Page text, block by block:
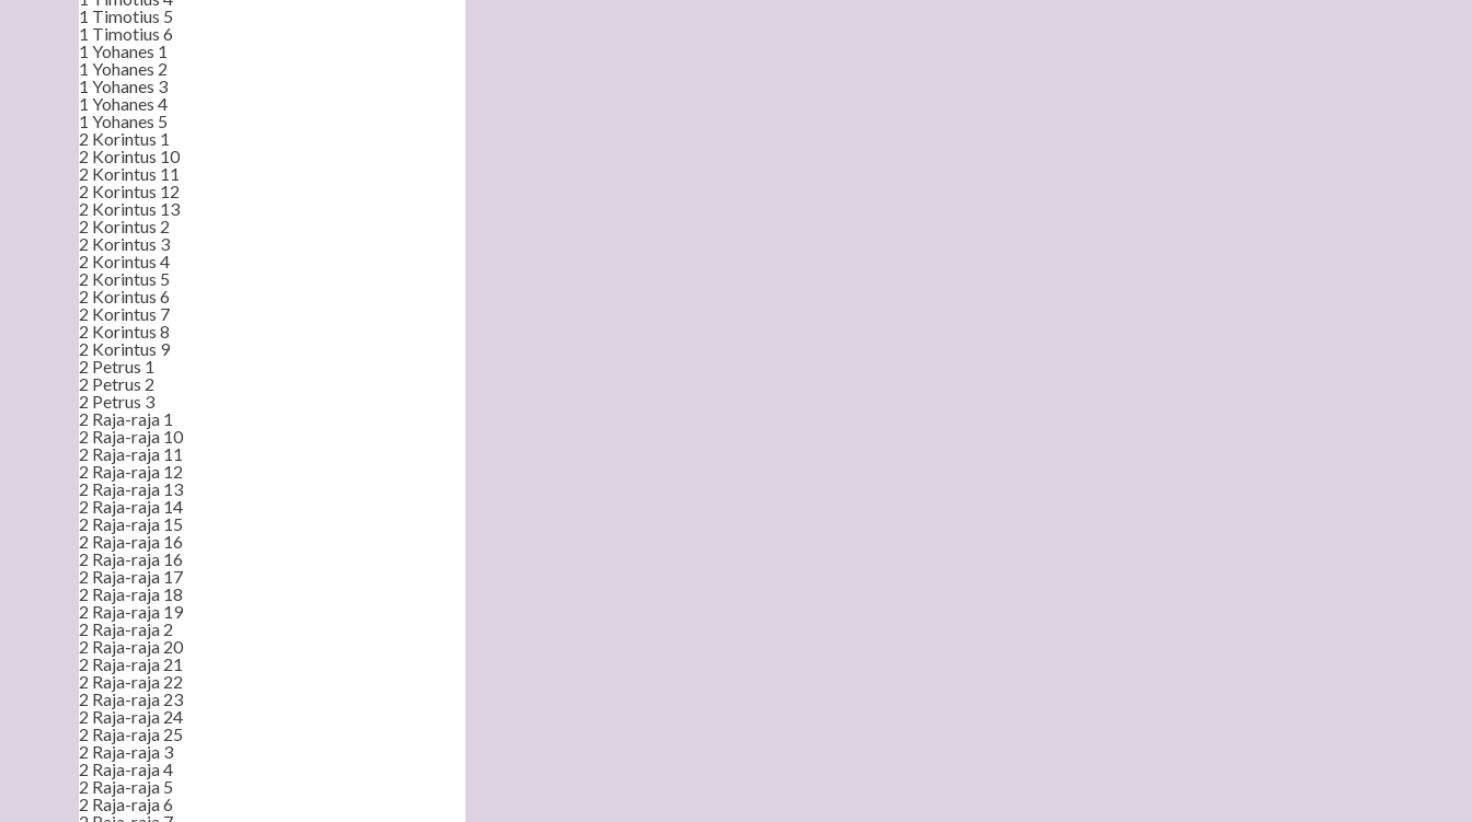
1 Timotius 5
1 Timotius 6
1 Yohanes 1
1 Yohanes 2
1 Yohanes 3
1 Yohanes 4
1 Yohanes 5
2 Korintus 1
2 Korintus 10
2 Korintus 11
2 Korintus 12
2 Korintus 13
2 Korintus 2
2 Korintus 3
2 Korintus 4
2 Korintus 5
2 Korintus 6
2 Korintus 7
2 Korintus 8
2 Korintus 9
2 Petrus 1
2 Petrus 2
2 Petrus 3
2 Raja-raja 1
2 Raja-raja 10
2 Raja-raja 11
2 Raja-raja 12
2 Raja-raja 13
2 Raja-raja 14
2 Raja-raja 15
2 Raja-raja 16
2 Raja-raja 16
2 Raja-raja 17
2 Raja-raja 18
2 Raja-raja 19
2 Raja-raja 2
2 Raja-raja 20
2 Raja-raja 21
2 Raja-raja 22
2 Raja-raja 23
2 Raja-raja 24
2 Raja-raja 25
2 Raja-raja 3
2 Raja-raja 4
2 Raja-raja 5
2 Raja-raja 6